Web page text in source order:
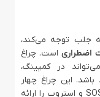
جلب توجه می‌کند،
اضطراریاست. چراغ
در کمپینگ،
این چراغ چهار
حالت مختلف شامل نور قوی، نور ضعیف، SOS و استروب را ارائه